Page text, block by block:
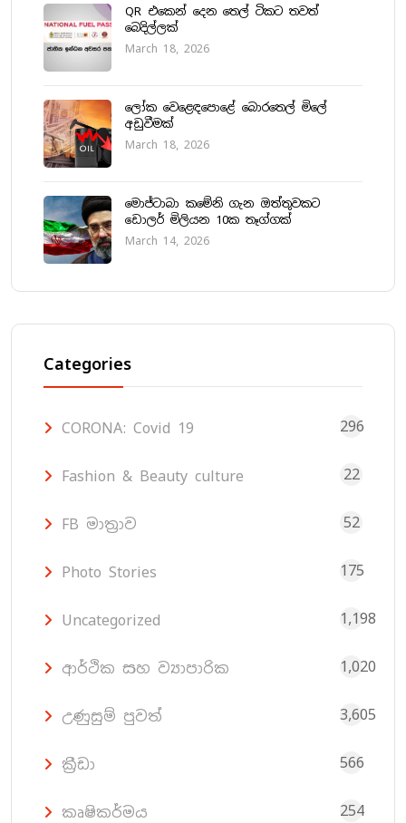
QR එකෙන් දෙන තෙල් ටිකට තවත්
බෙදිල්ලක්
March 18, 2026
ලෝක වෙළෙඳපොළේ බොරතෙල් මිලේ
අඩුවීමක්
March 18, 2026
මොජ්ටාබා කමේනි ගැන ඔත්තුවකට
ඩොලර් මිලියන 10ක තෑග්ගක්
March 14, 2026
Categories
CORONA: Covid 19 296
Fashion & Beauty culture 22
FB මාත්‍රාව 52
Photo Stories 175
Uncategorized 1,198
ආර්ථික සහ ව්‍යාපාරික 1,020
උණුසුම් පුවත් 3,605
ක්‍රීඩා 566
කෘෂිකර්මය 254